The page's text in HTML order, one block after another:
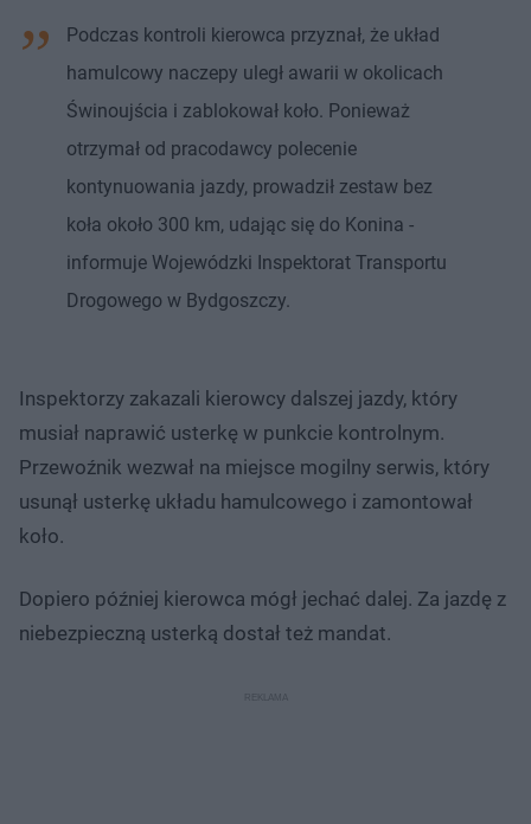
Podczas kontroli kierowca przyznał, że układ
hamulcowy naczepy uległ awarii w okolicach
Świnoujścia i zablokował koło. Ponieważ
otrzymał od pracodawcy polecenie
kontynuowania jazdy, prowadził zestaw bez
koła około 300 km, udając się do Konina -
informuje Wojewódzki Inspektorat Transportu
Drogowego w Bydgoszczy.
Inspektorzy zakazali kierowcy dalszej jazdy, który
musiał naprawić usterkę w punkcie kontrolnym.
Przewoźnik wezwał na miejsce mogilny serwis, który
usunął usterkę układu hamulcowego i zamontował
koło.
Dopiero później kierowca mógł jechać dalej. Za jazdę z
niebezpieczną usterką dostał też mandat.